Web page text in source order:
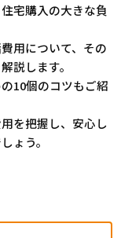
宅購入の大きな負
用について、その
説します。
10個のコツもご紹
を把握し、安心し
ょう。